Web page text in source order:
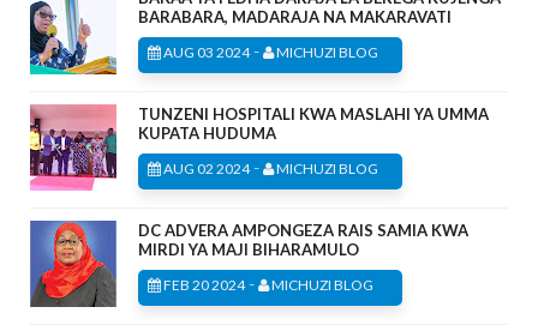
BARABARA, MADARAJA NA MAKARAVATI
AUG 03 2024- MICHUZI BLOG
TUNZENI HOSPITALI KWA MASLAHI YA UMMA
KUPATA HUDUMA
AUG 02 2024- MICHUZI BLOG
DC ADVERA AMPONGEZA RAIS SAMIA KWA
MIRDI YA MAJI BIHARAMULO
FEB 20 2024- MICHUZI BLOG